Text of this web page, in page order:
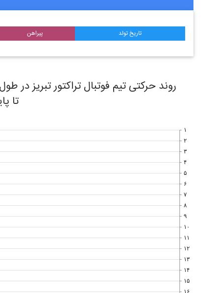
پیراهن تاریخ تولد
تا
۱
۲
۳
۴
۵
۶
۷
۸
۹
۱۰
۱۱
۱۲
۱۳
۱۴
۱۵